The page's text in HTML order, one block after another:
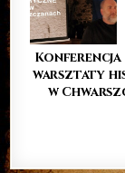
Konferencja
warsztaty
w